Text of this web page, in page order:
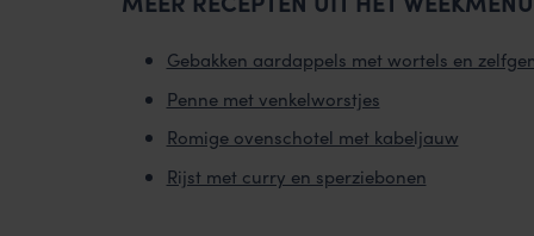
Gebakken aardappels met wortels en
Penne met venkelworstjes
Romige ovenschotel met kabeljauw
Rijst met curry en sperziebonen